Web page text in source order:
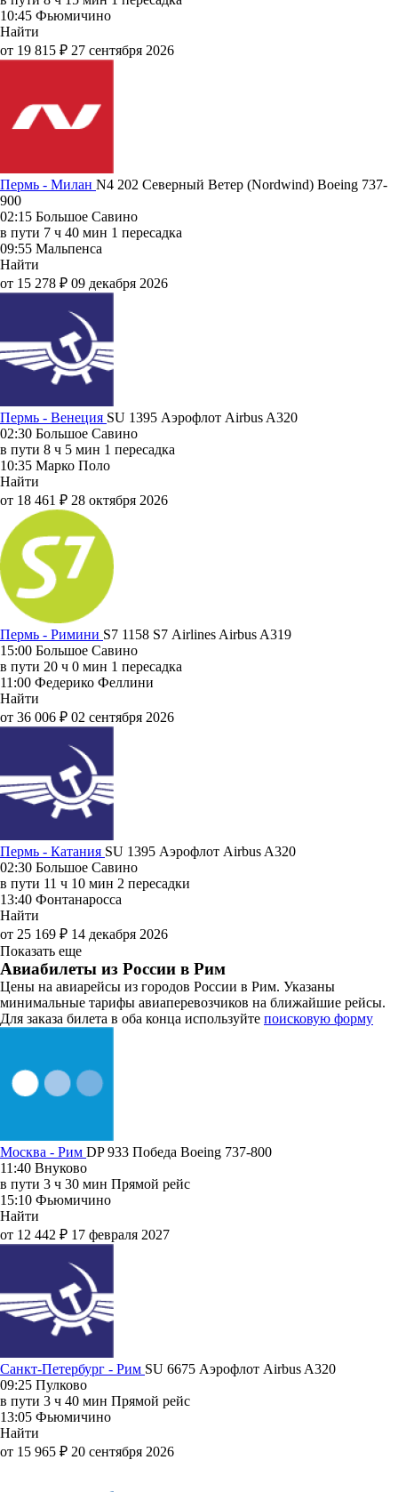
10:45 Фьюмичино
Найти
от 19 815 ₽ 27 сентября 2026
Пермь - Милан N4 202 Северный Ветер (Nordwind) Boeing 737-
900
02:15 Большое Савино
в пути 7 ч 40 мин 1 пересадка
09:55 Мальпенса
Найти
от 15 278 ₽ 09 декабря 2026
Пермь - Венеция SU 1395 Аэрофлот Airbus A320
02:30 Большое Савино
в пути 8 ч 5 мин 1 пересадка
10:35 Марко Поло
Найти
от 18 461 ₽ 28 октября 2026
Пермь - Римини S7 1158 S7 Airlines Airbus A319
15:00 Большое Савино
в пути 20 ч 0 мин 1 пересадка
11:00 Федерико Феллини
Найти
от 36 006 ₽ 02 сентября 2026
Пермь - Катания SU 1395 Аэрофлот Airbus A320
02:30 Большое Савино
в пути 11 ч 10 мин 2 пересадки
13:40 Фонтанаросса
Найти
от 25 169 ₽ 14 декабря 2026
Показать еще
Авиабилеты из России в Рим
Цены на авиарейсы из городов России в Рим. Указаны
минимальные тарифы авиаперевозчиков на ближайшие рейсы.
Для заказа билета в оба конца используйте поисковую форму
Москва - Рим DP 933 Победа Boeing 737-800
11:40 Внуково
в пути 3 ч 30 мин Прямой рейс
15:10 Фьюмичино
Найти
от 12 442 ₽ 17 февраля 2027
Санкт-Петербург - Рим SU 6675 Аэрофлот Airbus A320
09:25 Пулково
в пути 3 ч 40 мин Прямой рейс
13:05 Фьюмичино
Найти
от 15 965 ₽ 20 сентября 2026